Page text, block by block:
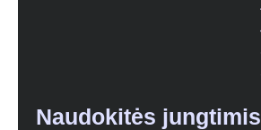
Naudokitės jungtimis